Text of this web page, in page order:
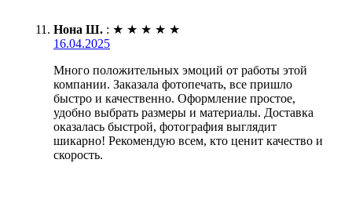
Нона Ш. : ★ ★ ★ ★ ★
16.04.2025
Много положительных эмоций от работы этой
компании. Заказала фотопечать, все пришло
быстро и качественно. Оформление простое,
удобно выбрать размеры и материалы. Доставка
оказалась быстрой, фотография выглядит
шикарно! Рекомендую всем, кто ценит качество и
скорость.